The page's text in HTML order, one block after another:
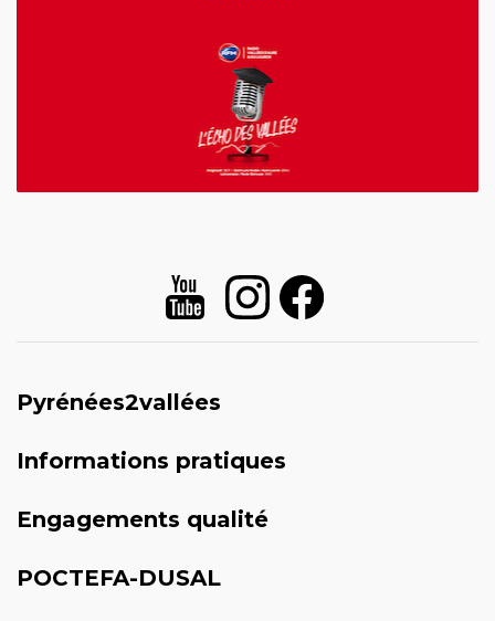
Pyrénées2vallées
Informations pratiques
Engagements qualité
POCTEFA-DUSAL